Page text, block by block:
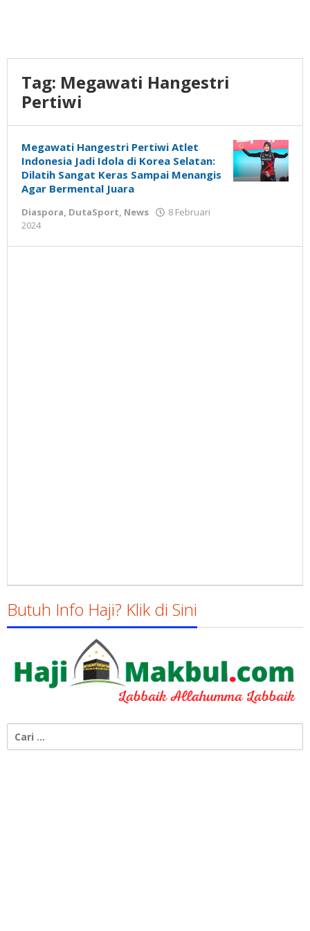
Tag: Megawati Hangestri
Pertiwi
Megawati Hangestri Pertiwi Atlet
Indonesia Jadi Idola di Korea Selatan:
Dilatih Sangat Keras Sampai Menangis
Agar Bermental Juara
Diaspora, DutaSport, News
8 Februari
2024
Susanto
Butuh Info Haji? Klik di Sini
untuk: